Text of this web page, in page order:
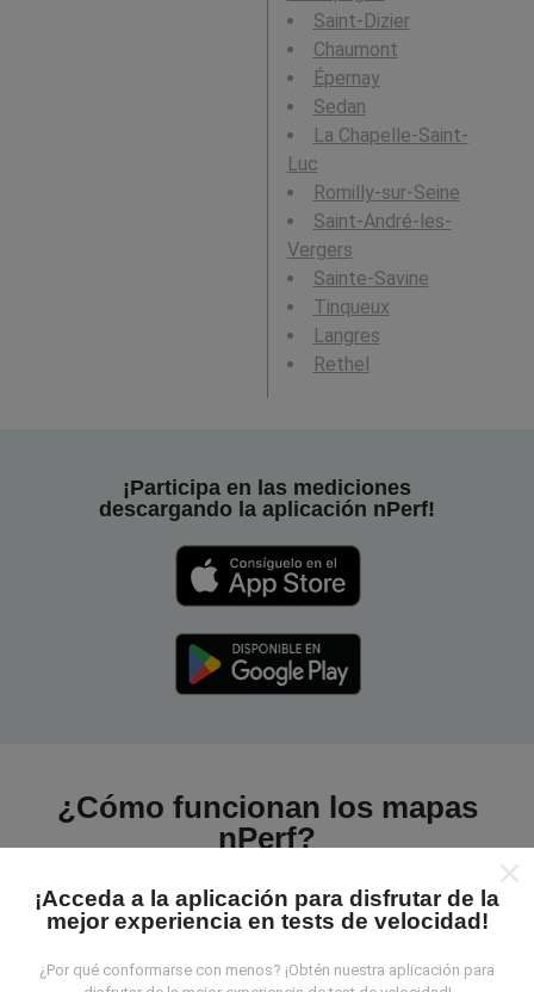
Saint-Dizier
Chaumont
Épernay
Sedan
La Chapelle-Saint-
Luc
Romilly-sur-Seine
Saint-André-les-
Vergers
Sainte-Savine
Tinqueux
Langres
Rethel
¡Participa en las mediciones
descargando la aplicación nPerf!
¿Cómo funcionan los mapas
nPerf?
¡Acceda a la aplicación para disfrutar de la
mejor experiencia en tests de velocidad!
¿Por qué conformarse con menos? ¡Obtén nuestra aplicación para